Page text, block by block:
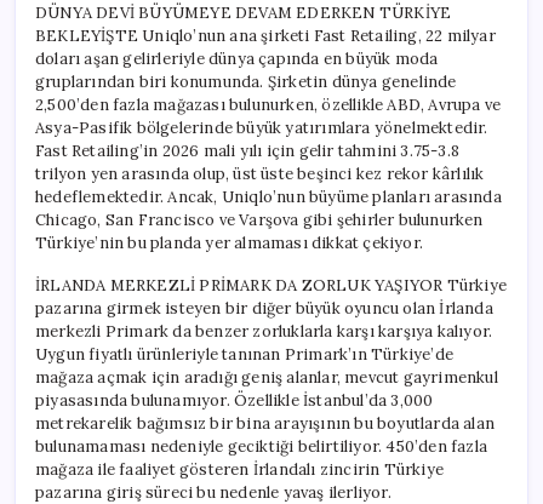
DÜNYA DEVİ BÜYÜMEYE DEVAM EDERKEN TÜRKİYE
BEKLEYİŞTE Uniqlo’nun ana şirketi Fast Retailing, 22 milyar
doları aşan gelirleriyle dünya çapında en büyük moda
gruplarından biri konumunda. Şirketin dünya genelinde
2,500’den fazla mağazası bulunurken, özellikle ABD, Avrupa ve
Asya-Pasifik bölgelerinde büyük yatırımlara yönelmektedir.
Fast Retailing’in 2026 mali yılı için gelir tahmini 3.75-3.8
trilyon yen arasında olup, üst üste beşinci kez rekor kârlılık
hedeflemektedir. Ancak, Uniqlo’nun büyüme planları arasında
Chicago, San Francisco ve Varşova gibi şehirler bulunurken
Türkiye’nin bu planda yer almaması dikkat çekiyor.
İRLANDA MERKEZLİ PRİMARK DA ZORLUK YAŞIYOR Türkiye
pazarına girmek isteyen bir diğer büyük oyuncu olan İrlanda
merkezli Primark da benzer zorluklarla karşı karşıya kalıyor.
Uygun fiyatlı ürünleriyle tanınan Primark’ın Türkiye’de
mağaza açmak için aradığı geniş alanlar, mevcut gayrimenkul
piyasasında bulunamıyor. Özellikle İstanbul’da 3,000
metrekarelik bağımsız bir bina arayışının bu boyutlarda alan
bulunamaması nedeniyle geciktiği belirtiliyor. 450’den fazla
mağaza ile faaliyet gösteren İrlandalı zincirin Türkiye
pazarına giriş süreci bu nedenle yavaş ilerliyor.